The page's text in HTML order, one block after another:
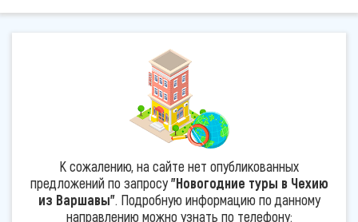
К сожалению, на сайте нет опубликованных
предложений по запросу"Новогодние туры в Чехию
из Варшавы". Подробную информацию по данному
направлению можно узнать по телефону: